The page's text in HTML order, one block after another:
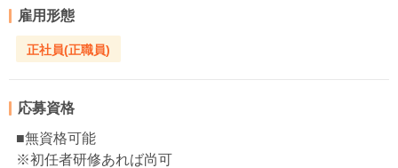
雇用形態
正社員(正職員)
応募資格
■無資格可能
※初任者研修あれば尚可